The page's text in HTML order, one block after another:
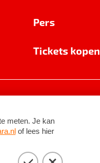
Pers
Tickets kopen